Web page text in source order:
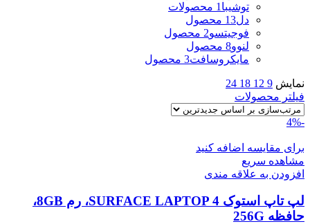
توشیبا 1 محصولات
دل13 محصول
فوجیتسو2 محصول
لنوو8 محصول
مایکروسافت3 محصول
نمایش 9
12
18
24
فیلتر محصولات
-4%
برای مقایسه اضافه کنید
مشاهده سریع
افزودن به علاقه مندی
لپ تاپ استوک SURFACE LAPTOP 4، رم 8GB،
حافظه 256G